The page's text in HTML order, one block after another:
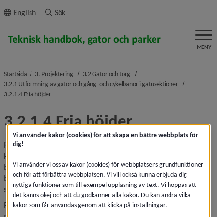
innehållet
English Sök
MENY
Startsida 3. Projektering nivå i brödsmulenavigeringen
3.2 Gator och torg nivå i brödsmulenavigeringen
3.2.1 Utformning av gator och gång- och cykelbanor i gatusektioner nivå i
3.2.1.4 Fria höjdernivå i brödsmulenavigeringen
3.2.1.4 Fria höjder
Fri höjd till fasta hinder ska vara minst 4,7 meter över
körbanor och andra ytor som är allmänt trafikerade av
bil/lastbil/buss. Som fast hinder räknas till exempel
byggnadsdelar, elledningar, broar, balkonger, portaler och
skärmtak.
För gång- och cykelvägar ska den fria höjden vara minst 3,5
Vi använder kakor (cookies) för att skapa en bättre webbplats för
dig!
Vi använder vi oss av kakor (cookies) för webbplatsens grundfunktioner
och för att förbättra webbplatsen. Vi vill också kunna erbjuda dig
nyttiga funktioner som till exempel uppläsning av text. Vi hoppas att
det känns okej och att du godkänner alla kakor. Du kan ändra vilka
kakor som får användas genom att klicka på inställningar.